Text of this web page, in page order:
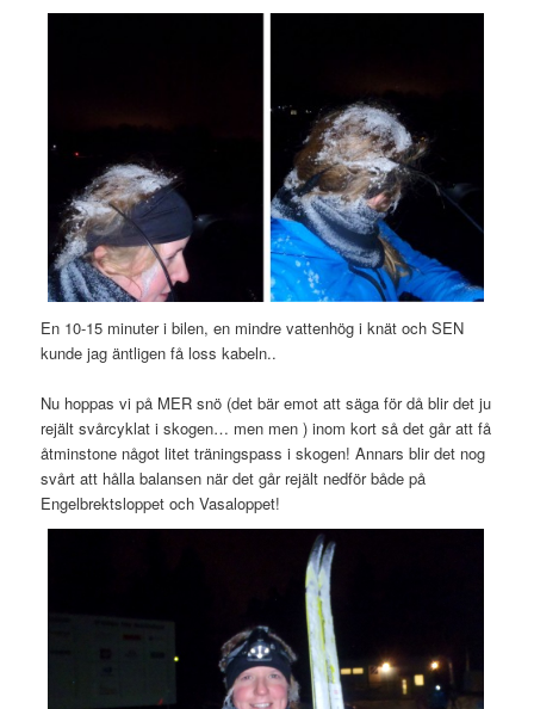
En 10-15 minuter i bilen, en mindre vattenhög i knät och SEN
kunde jag äntligen få loss kabeln..
Nu hoppas vi på MER snö (det bär emot att säga för då blir det ju
rejält svårcyklat i skogen… men men ) inom kort så det går att få
åtminstone något litet träningspass i skogen! Annars blir det nog
svårt att hålla balansen när det går rejält nedför både på
Engelbrektsloppet och Vasaloppet!